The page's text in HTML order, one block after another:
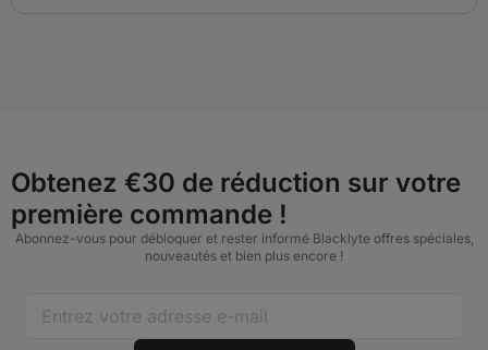
Obtenez €30 de réduction sur votre
première commande !
Abonnez-vous pour débloquer et rester informé Blacklyte offres spéciales,
nouveautés et bien plus encore !